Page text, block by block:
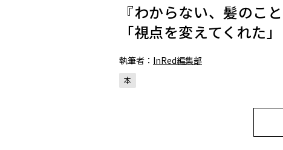
『わからない、髪のこ
「視点を変えてくれた
執筆者： InRed編集部
本